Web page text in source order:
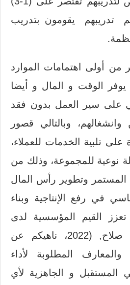
تدريبهم يقومون بتدريب
من أولى اهتمامات الموارد
يوفر الوقت و المال و أيضا
على سير العمل بدون فقد
وبالتالي قصور
على تلبية الخدمات للعملاء،
نوعية للمجموعة، وذلك من
المستمر وتطوير رأس المال
في رفع الإنتاجية وبناء
القيم المؤسسية لدى
الموظفين ( وسام صلاح, (2022، ناهيكم عن
والمعارف المطلوبة لأداء
المستقبل و الجاهزية لأي